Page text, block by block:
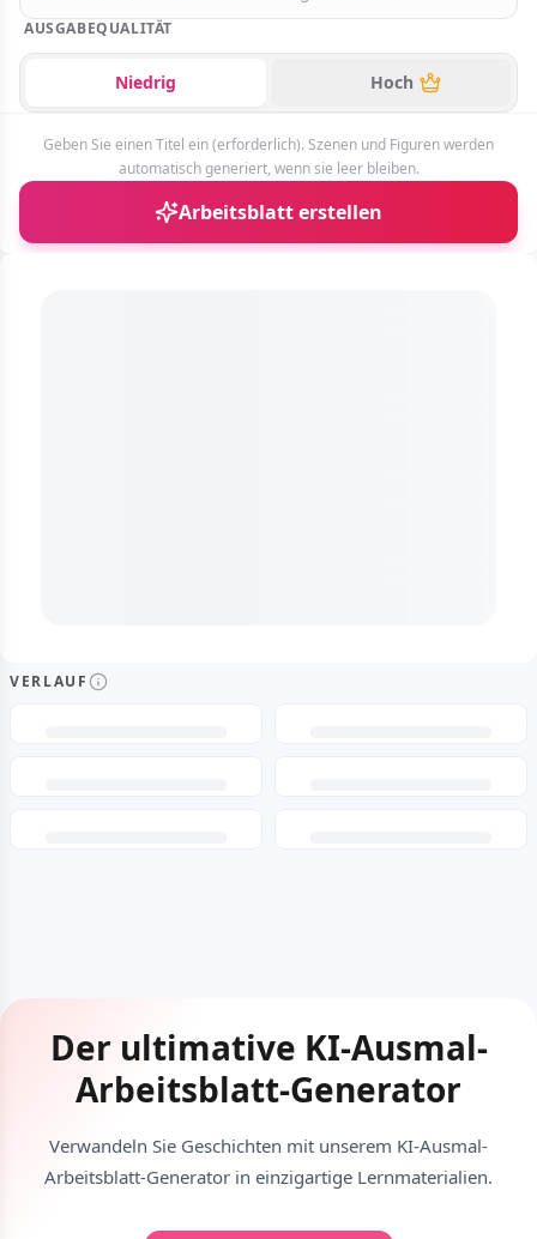
Ausmalbilder
Ausmalbilder
Kunstwerke
AUSGABEQUALITÄT
Niedrig Hoch
Geben Sie einen Titel ein (erforderlich). Szenen und Figuren werden
automatisch generiert, wenn sie leer bleiben.
Arbeitsblatt erstellen
VERLAUF
Der ultimative KI-Ausmal-
Arbeitsblatt-Generator
Verwandeln Sie Geschichten mit unserem KI-Ausmal-
Arbeitsblatt-Generator in einzigartige Lernmaterialien.